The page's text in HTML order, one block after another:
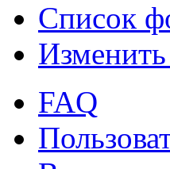
Список
FAQ